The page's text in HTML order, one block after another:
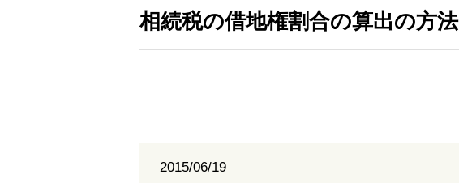
相続税の借地権割合の算出の方法
2015/06/19